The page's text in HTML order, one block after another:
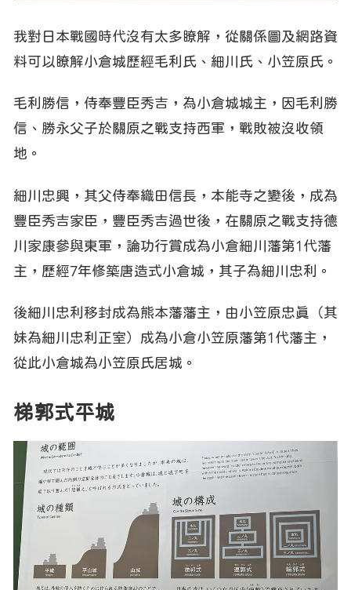
我對日本戰國時代沒有太多瞭解，從關係圖及網路資
料可以瞭解小倉城歷經毛利氏、細川氏、小笠原氏。
毛利勝信，侍奉豐臣秀吉，為小倉城城主，因毛利勝
信、勝永父子於關原之戰支持西軍，戰敗被沒收領
地。
細川忠興，其父侍奉織田信長，本能寺之變後，成為
豐臣秀吉家臣，豐臣秀吉過世後，在關原之戰支持德
川家康參與東軍，論功行賞成為小倉細川藩第1代藩
主，歷經7年修築唐造式小倉城，其子為細川忠利。
後細川忠利移封成為熊本藩藩主，由小笠原忠真（其
妹為細川忠利正室）成為小倉小笠原藩第1代藩主，
從此小倉城為小笠原氏居城。
梯郭式平城